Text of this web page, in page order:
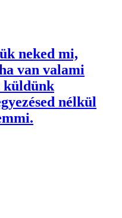
neked mi,
van valami
küldünk
nélkül